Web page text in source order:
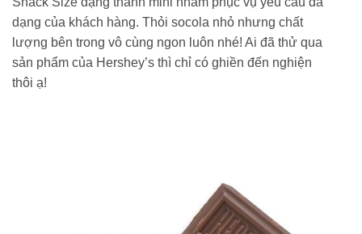
dạng của khách hàng. Thỏi socola nhỏ nhưng chất
lượng bên trong vô cùng ngon luôn nhé! Ai đã thử qua
sản phẩm của Hershey’s thì chỉ có ghiền đến nghiện
thôi ạ!